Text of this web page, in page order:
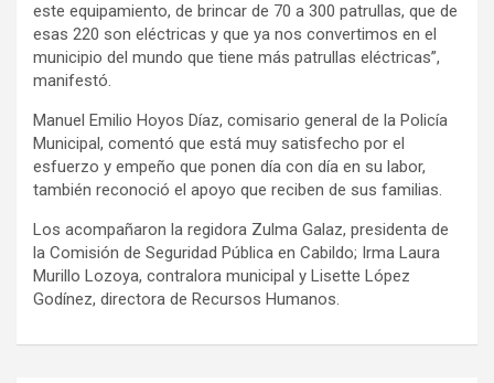
este equipamiento, de brincar de 70 a 300 patrullas, que de
esas 220 son eléctricas y que ya nos convertimos en el
municipio del mundo que tiene más patrullas eléctricas”,
manifestó.
Manuel Emilio Hoyos Díaz, comisario general de la Policía
Municipal, comentó que está muy satisfecho por el
esfuerzo y empeño que ponen día con día en su labor,
también reconoció el apoyo que reciben de sus familias.
Los acompañaron la regidora Zulma Galaz, presidenta de
la Comisión de Seguridad Pública en Cabildo; Irma Laura
Murillo Lozoya, contralora municipal y Lisette López
Godínez, directora de Recursos Humanos.